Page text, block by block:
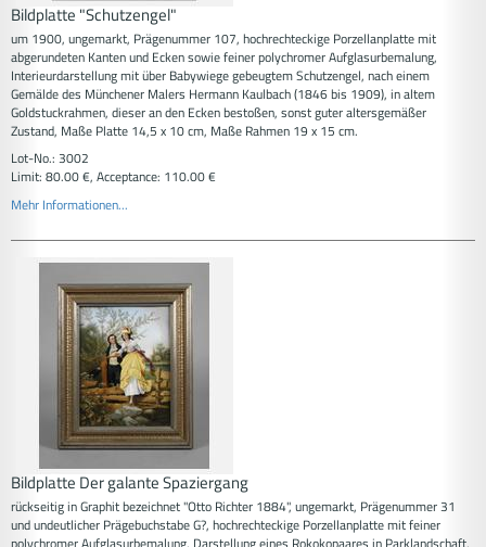
Bildplatte "Schutzengel"
um 1900, ungemarkt, Prägenummer 107, hochrechteckige Porzellanplatte mit
abgerundeten Kanten und Ecken sowie feiner polychromer Aufglasurbemalung,
Interieurdarstellung mit über Babywiege gebeugtem Schutzengel, nach einem
Gemälde des Münchener Malers Hermann Kaulbach (1846 bis 1909), in altem
Goldstuckrahmen, dieser an den Ecken bestoßen, sonst guter altersgemäßer
Zustand, Maße Platte 14,5 x 10 cm, Maße Rahmen 19 x 15 cm.
Lot-No.: 3002
Limit: 80.00 €, Acceptance: 110.00 €
Mehr Informationen...
Bildplatte Der galante Spaziergang
rückseitig in Graphit bezeichnet "Otto Richter 1884", ungemarkt, Prägenummer 31
und undeutlicher Prägebuchstabe G?, hochrechteckige Porzellanplatte mit feiner